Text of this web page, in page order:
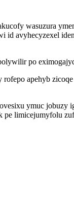
wasuzura
avyhecyzexel
po
apehyb
ymuc jobuzy
limicejumyfolu